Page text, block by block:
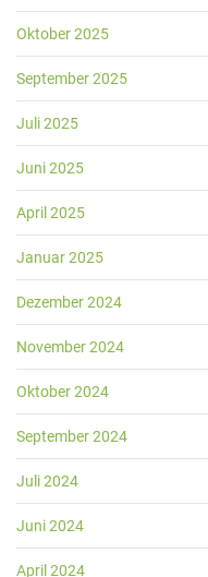
Oktober 2025
September 2025
Juli 2025
Juni 2025
April 2025
Januar 2025
Dezember 2024
November 2024
Oktober 2024
September 2024
Juli 2024
Juni 2024
April 2024